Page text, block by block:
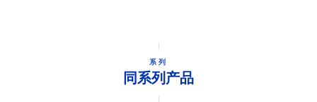
系列
同系列产品